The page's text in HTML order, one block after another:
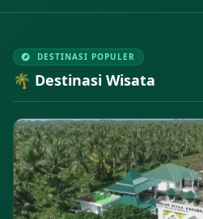
DESTINASI POPULER
🌴 Destinasi Wisata